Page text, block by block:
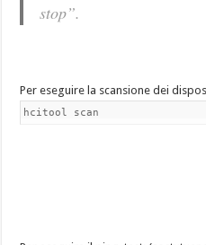
stop”.
Per eseguire la scansione dei
hcitool scan